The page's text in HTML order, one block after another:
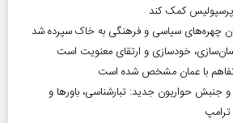
کمک کند
میان چهره‌های سیاسی و فرهنگی به خاک سپرده شد
خودسازی و ارتقای معنویت است
با عمان مشخص شده است
و جنبش حواریون جدید: تبارشناسی، باور‌ها و